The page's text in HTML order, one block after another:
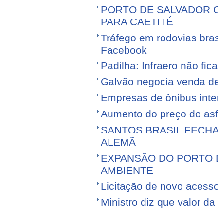
PORTO DE SALVADOR
PARA CAETITÉ
Tráfego em rodovias
Facebook
Padilha: Infraero não
Galvão negocia venda
Empresas de ônibus
Aumento do preço do
SANTOS BRASIL
ALEMÃ
EXPANSÃO DO PORTO
AMBIENTE
Licitação de novo
Ministro diz que valor